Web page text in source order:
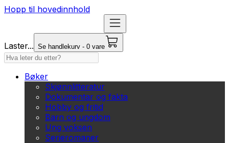
Hopp til hovedinnhold
Laster... Se handlekurv - 0 vare
Bøker
Skjønnlitteratur
Dokumentar og fakta
Hobby og fritid
Barn og ungdom
Ung voksen
Serieromaner